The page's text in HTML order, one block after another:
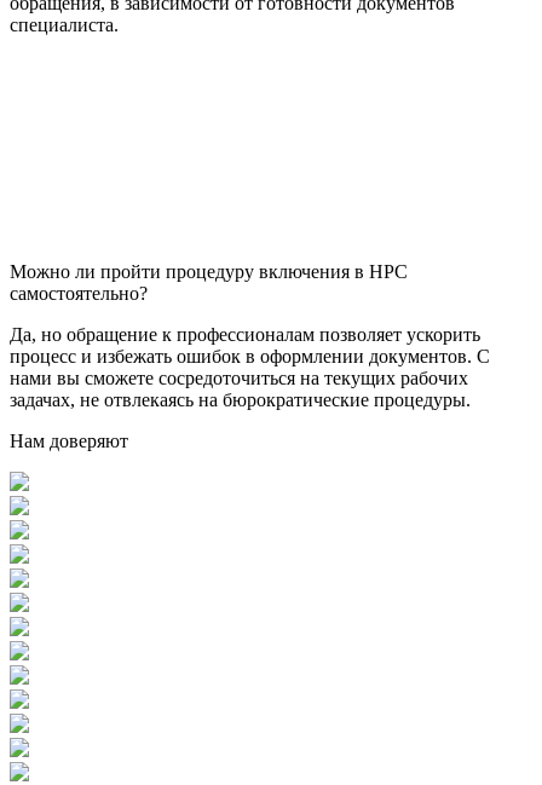
специалиста.
Можно ли пройти процедуру включения в НРС
самостоятельно?
Да, но обращение к профессионалам позволяет ускорить
процесс и избежать ошибок в оформлении документов. С
нами вы сможете сосредоточиться на текущих рабочих
задачах, не отвлекаясь на бюрократические процедуры.
Нам доверяют